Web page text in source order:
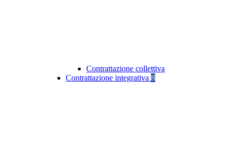
Contrattazione collettiva
Contrattazione integrativa 8